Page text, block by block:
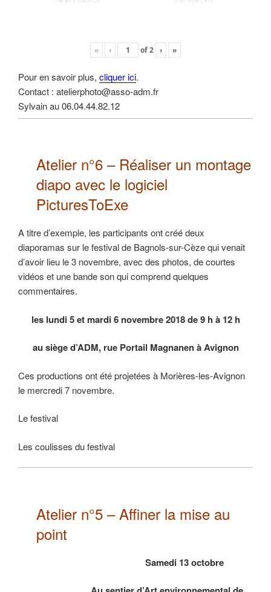
« ‹ of2 › »
Pour en savoir plus, cliquer ici.
Contact : atelierphoto@asso-adm.fr
Sylvain au 06.04.44.82.12
Atelier n°6 – Réaliser un montage
diapo avec le logiciel
PicturesToExe
A titre d’exemple, les participants ont créé deux
diaporamas sur le festival de Bagnols-sur-Cèze qui venait
d’avoir lieu le 3 novembre, avec des photos, de courtes
vidéos et une bande son qui comprend quelques
commentaires.
les lundi 5 et mardi 6 novembre 2018 de 9 h à 12 h
au siège d’ADM, rue Portail Magnanen à Avignon
Ces productions ont été projetées à Morières-les-Avignon
le mercredi 7 novembre.
Le festival
Les coulisses du festival
Atelier n°5 – Affiner la mise au
point
Samedi 13 octobre